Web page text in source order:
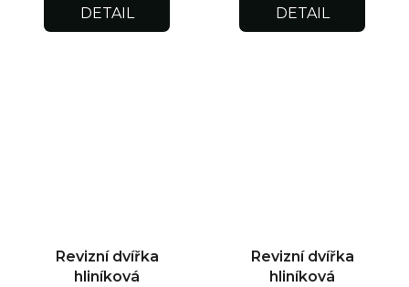
DETAIL DETAIL
Revizní dvířka
hliníková
Revizní dvířka
hliníková